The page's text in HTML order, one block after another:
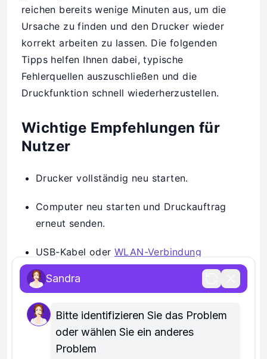
reichen bereits wenige Minuten aus, um die
Ursache zu finden und den Drucker wieder
korrekt arbeiten zu lassen. Die folgenden
Tipps helfen Ihnen dabei, typische
Fehlerquellen auszuschließen und die
Druckfunktion schnell wiederherzustellen.
Wichtige Empfehlungen für
Nutzer
Drucker vollständig neu starten.
Computer neu starten und Druckauftrag
erneut senden.
USB-Kabel oderWLAN-Verbindung
überprüfen.
kontrollieren.
Druckereinstellungen zurücksetzen.
Sandra
Bitte identifizieren Sie das Problem
oder wählen Sie ein anderes
Problem